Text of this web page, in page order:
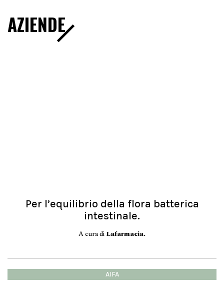
AZIENDE
Per l’equilibrio della flora batterica
intestinale.
A cura di Lafarmacia.
AIFA